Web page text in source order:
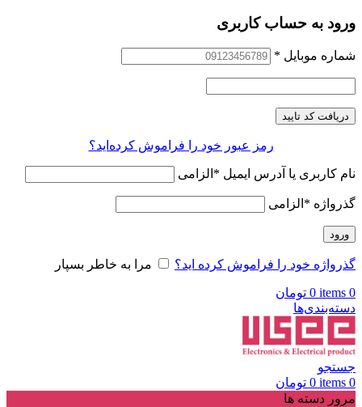
ورود به حساب کاربری
شماره موبایل *
دریافت کد تایید
رمز عبور خود را فراموش کرده‌اید؟
نام کاربری یا آدرس ایمیل * الزامی
گذرواژه * الزامی
ورود
گذرواژه خود را فراموش کرده اید؟ مرا به خاطر بسپار
0
items
0 تومان
دسته‌بندی‌ها
جستجو
0
items
0 تومان
مرور دسته ها